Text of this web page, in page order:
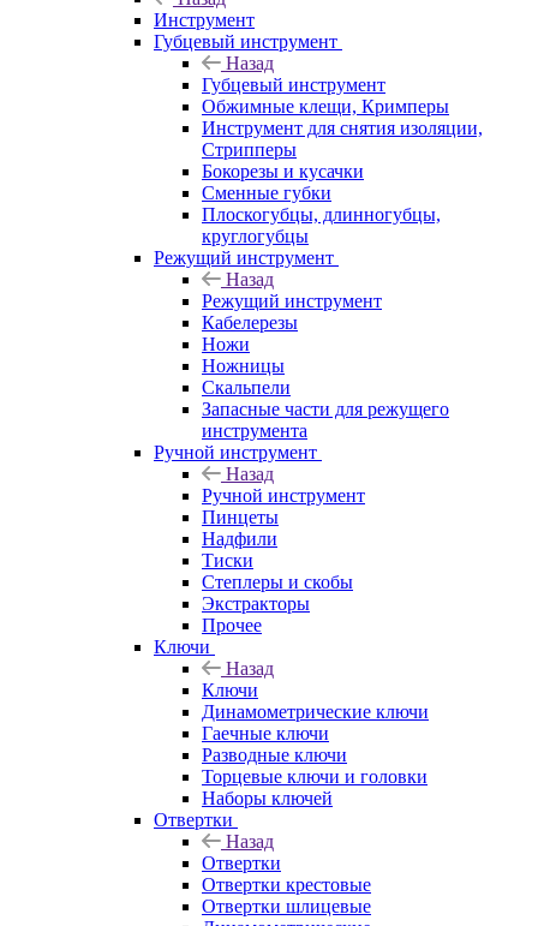
Инструмент
Губцевый инструмент
Назад
Губцевый инструмент
Обжимные клещи, Кримперы
Инструмент для снятия изоляции,
Стрипперы
Бокорезы и кусачки
Сменные губки
Плоскогубцы, длинногубцы,
круглогубцы
Режущий инструмент
Назад
Режущий инструмент
Кабелерезы
Ножи
Ножницы
Скальпели
Запасные части для режущего
инструмента
Ручной инструмент
Назад
Ручной инструмент
Пинцеты
Надфили
Тиски
Степлеры и скобы
Экстракторы
Прочее
Ключи
Назад
Ключи
Динамометрические ключи
Гаечные ключи
Разводные ключи
Торцевые ключи и головки
Наборы ключей
Отвертки
Назад
Отвертки
Отвертки крестовые
Отвертки шлицевые